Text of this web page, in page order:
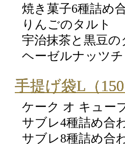
焼き菓子6種詰め
りんごのタルト
宇治抹茶と黒豆の
ヘーゼルナッツ
手提げ袋L（150
ケーク オ キュー
サブレ4種詰め合
サブレ8種詰め合